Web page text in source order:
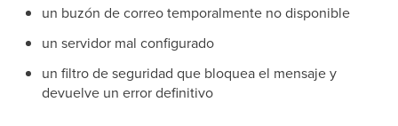
un buzón de correo temporalmente no disponible
un servidor mal configurado
un filtro de seguridad que bloquea el mensaje y
devuelve un error definitivo